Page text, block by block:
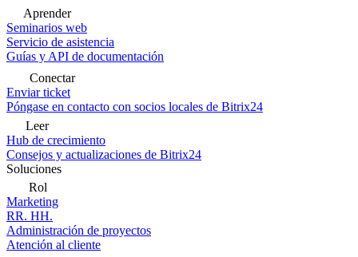
Aprender
Seminarios web
Servicio de asistencia
Guías y API de documentación
Conectar
Enviar ticket
Póngase en contacto con socios locales de Bitrix24
Leer
Hub de crecimiento
Consejos y actualizaciones de Bitrix24
Soluciones
Rol
Marketing
RR. HH.
Administración de proyectos
Atención al cliente